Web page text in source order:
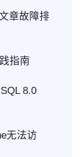
章故障排
指南
8.0
无法访